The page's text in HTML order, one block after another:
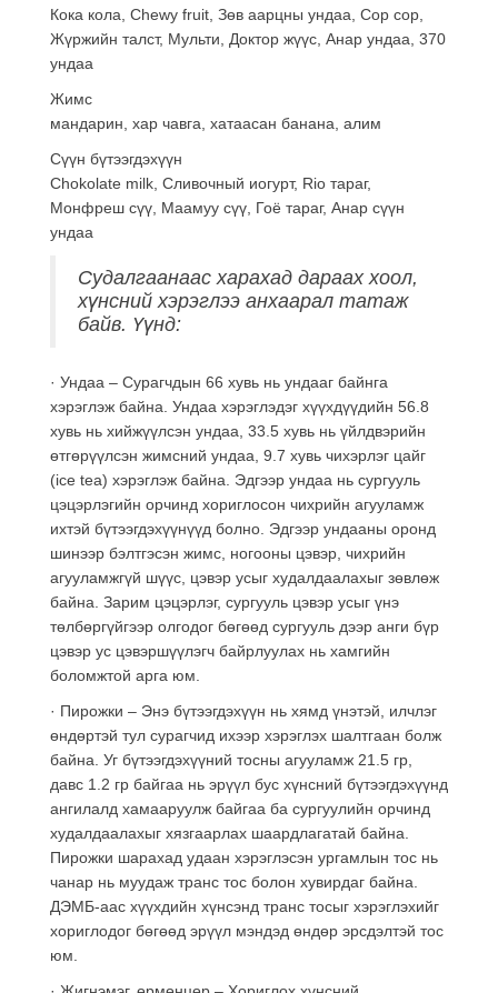
Кока кола, Сhewy fruit, Зөв аарцны ундаа, Сор сор,
Жүржийн талст, Мульти, Доктор жүүс, Анар ундаа, 370
ундаа
Жимс
мандарин, хар чавга, хатаасан банана, алим
Сүүн бүтээгдэхүүн
Chokolate milk, Сливочный иогурт, Rio тараг,
Монфреш сүү, Маамуу сүү, Гоё тараг, Анар сүүн
ундаа
Судалгаанаас харахад дараах хоол,
хүнсний хэрэглээ анхаарал татаж
байв. Үүнд:
· Ундаа – Сурагчдын 66 хувь нь ундааг байнга
хэрэглэж байна. Ундаа хэрэглэдэг хүүхдүүдийн 56.8
хувь нь хийжүүлсэн ундаа, 33.5 хувь нь үйлдвэрийн
өтгөрүүлсэн жимсний ундаа, 9.7 хувь чихэрлэг цайг
(ice tea) хэрэглэж байна. Эдгээр ундаа нь сургууль
цэцэрлэгийн орчинд хориглосон чихрийн агууламж
ихтэй бүтээгдэхүүнүүд болно. Эдгээр ундааны оронд
шинээр бэлтгэсэн жимс, ногооны цэвэр, чихрийн
агууламжгүй шүүс, цэвэр усыг худалдаалахыг зөвлөж
байна. Зарим цэцэрлэг, сургууль цэвэр усыг үнэ
төлбөргүйгээр олгодог бөгөөд сургууль дээр анги бүр
цэвэр ус цэвэршүүлэгч байрлуулах нь хамгийн
боломжтой арга юм.
· Пирожки – Энэ бүтээгдэхүүн нь хямд үнэтэй, илчлэг
өндөртэй тул сурагчид ихээр хэрэглэх шалтгаан болж
байна. Уг бүтээгдэхүүний тосны агууламж 21.5 гр,
давс 1.2 гр байгаа нь эрүүл бус хүнсний бүтээгдэхүүнд
ангилалд хамааруулж байгаа ба сургуулийн орчинд
худалдаалахыг хязгаарлах шаардлагатай байна.
Пирожки шарахад удаан хэрэглэсэн ургамлын тос нь
чанар нь муудаж транс тос болон хувирдаг байна.
ДЭМБ-аас хүүхдийн хүнсэнд транс тосыг хэрэглэхийг
хориглодог бөгөөд эрүүл мэндэд өндөр эрсдэлтэй тос
юм.